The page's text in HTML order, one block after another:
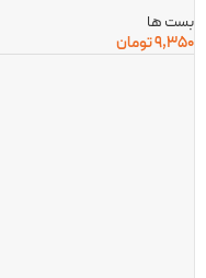
بست ها
9,350تومان